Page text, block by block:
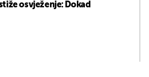
osvježenje: Dokad